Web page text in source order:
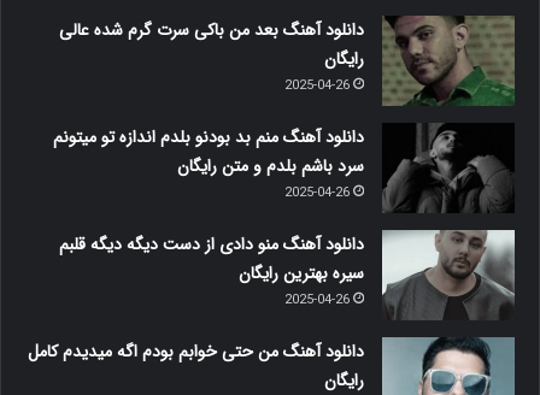
دانلود آهنگ بعد من باکی سرت گرم شده عالی
رایگان
2025-04-26
دانلود آهنگ منم بد بودنو بلدم اندازه تو میتونم
سرد باشم بلدم و متن رایگان
2025-04-26
دانلود آهنگ منو دادی از دست دیگه دیگه قلبم
سیره بهترین رایگان
2025-04-26
دانلود آهنگ من حتی خوابم بودم اگه میدیدم کامل
رایگان